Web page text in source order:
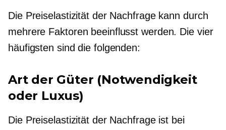
Die Preiselastizität der Nachfrage kann durch
mehrere Faktoren beeinflusst werden. Die vier
häufigsten sind die folgenden:
Art der Güter (Notwendigkeit
oder Luxus)
Die Preiselastizität der Nachfrage ist bei